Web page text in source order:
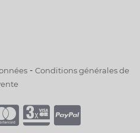
- Conditions générales de